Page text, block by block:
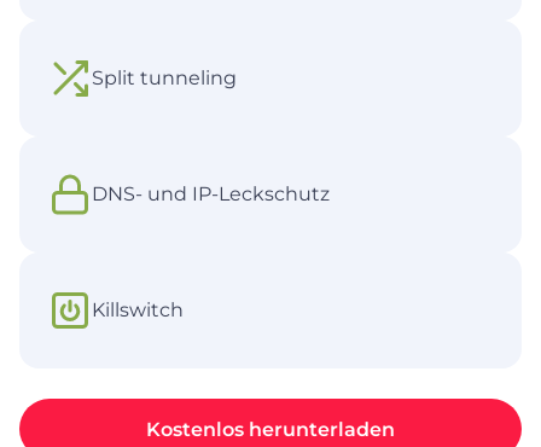
Split tunneling
DNS- und IP-Leckschutz
Killswitch
Kostenlos herunterladen